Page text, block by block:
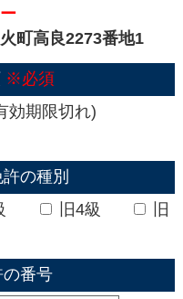
町高良2273番地1
※必須
効期限切れ)
の種別
旧4級
旧
番号